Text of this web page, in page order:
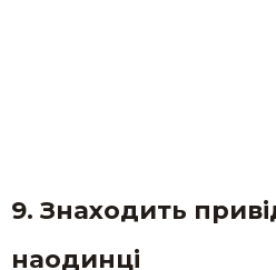
9. Знаходить
наодинці